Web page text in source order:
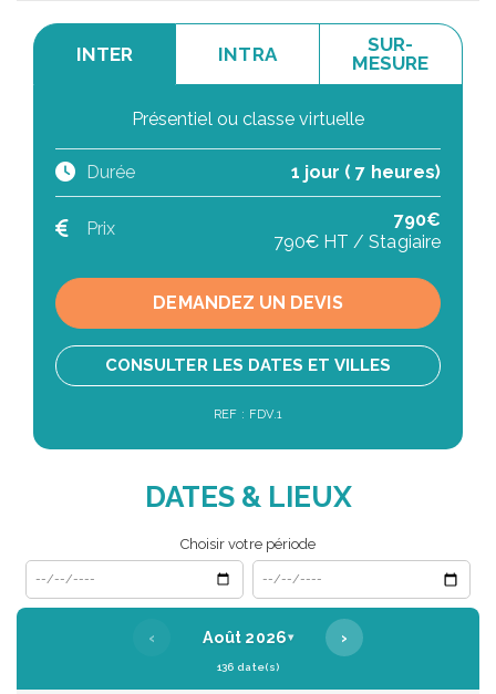
INTER INTRA
SUR-
MESURE
Présentiel ou classe virtuelle
Durée 1 jour ( 7 heures)
Prix
790€
790€ HT / Stagiaire
DEMANDEZ UN DEVIS
CONSULTER LES DATES ET VILLES
REF : FDV.1
DATES & LIEUX
Choisir votre période
Date de début
Date de fin
‹ Août 2026▾ ›
136 date(s)